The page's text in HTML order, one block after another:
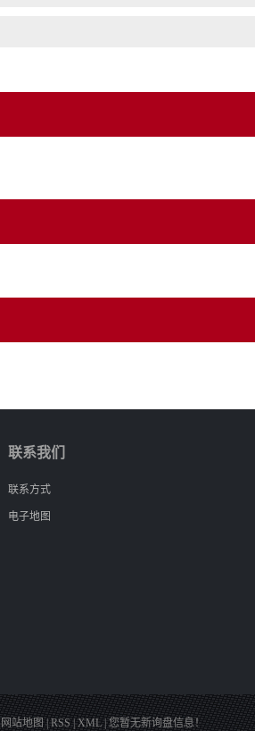
联系我们
联系方式
电子地图
网站地图|RSS|XML|您暂无新询盘信息！